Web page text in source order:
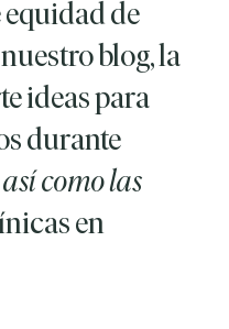
equidad de
blog, la
ideas para
durante
como las
en